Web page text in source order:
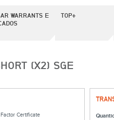
WARRANTS E
TOP+
(X2) SGE
Factor Certificate